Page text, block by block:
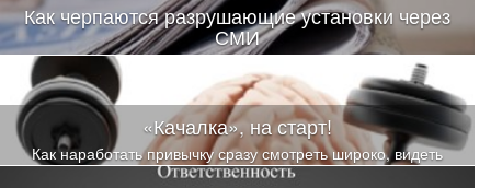
Как черпаются разрушающие установки через
СМИ
Пока человек дочитал статью до конца, он на уровне эмоций,
чувств и образов примерил на себя роль сперва члена семьи, в
которой есть онкопациент, а затем и самого онкобольного
«Качалка», на старт!
Как наработать привычку сразу смотреть широко, видеть
максимальное количество вариантов и выбирать из них уже